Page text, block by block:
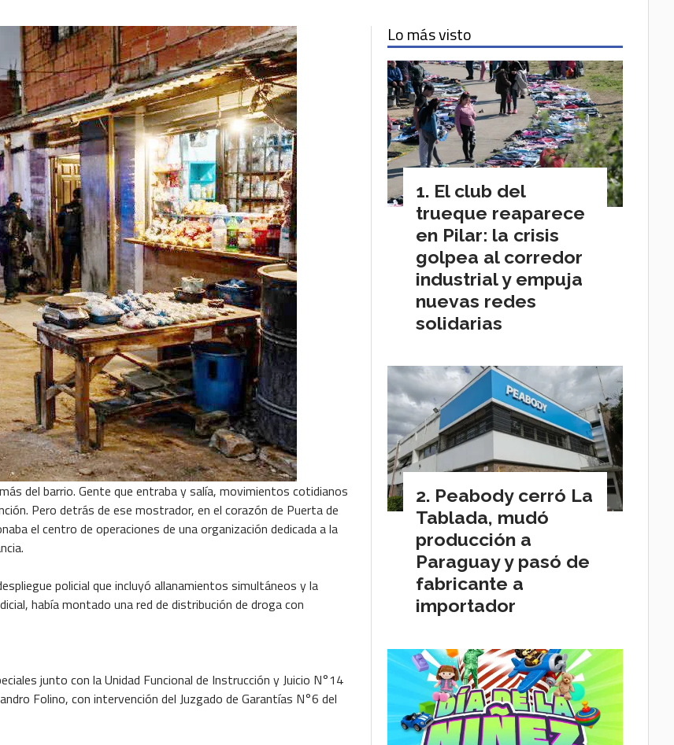
del barrio. Gente que entraba y salía, movimientos cotidianos
Pero detrás de ese mostrador, en el corazón de Puerta de
el centro de operaciones de una organización dedicada a la
policial que incluyó allanamientos simultáneos y la
había montado una red de distribución de droga con
junto con la Unidad Funcional de Instrucción y Juicio N°14
Folino, con intervención del Juzgado de Garantías N°6 del
Lo más visto
El club del
trueque reaparece
en Pilar: la crisis
golpea al corredor
industrial y empuja
nuevas redes
solidarias
Peabody cerró La
Tablada, mudó
producción a
Paraguay y pasó de
fabricante a
importador